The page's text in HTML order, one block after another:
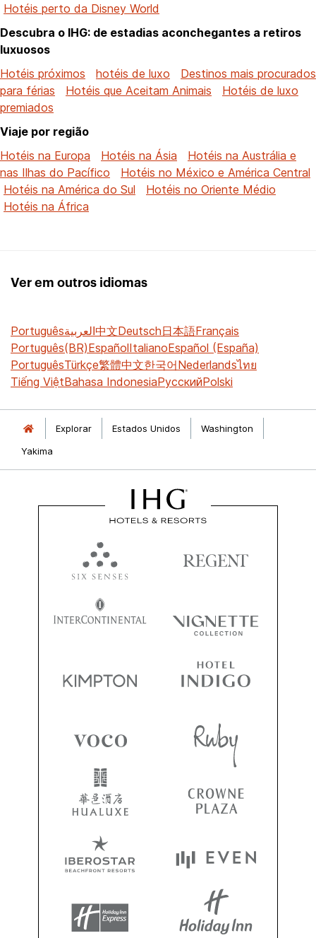
Hotéis perto da Disney World
Descubra o IHG: de estadias aconchegantes a retiros
luxuosos
Hotéis próximos
hotéis de luxo
Destinos mais procurados
para férias
Hotéis que Aceitam Animais
Hotéis de luxo
premiados
Viaje por região
Hotéis na Europa
Hotéis na Ásia
Hotéis na Austrália e
nas Ilhas do Pacífico
Hotéis no México e América Central
Hotéis na América do Sul
Hotéis no Oriente Médio
Hotéis na África
Ver em outros idiomas
Portuguêsالعربية中文Deutsch日本語Français
Português(BR)EspañolItalianoEspañol (España)
PortuguêsTürkçe繁體中文한국어Nederlandsไทย
Tiếng ViệtBahasa IndonesiaРусскийPolski
Explorar Estados Unidos
Washington
Yakima